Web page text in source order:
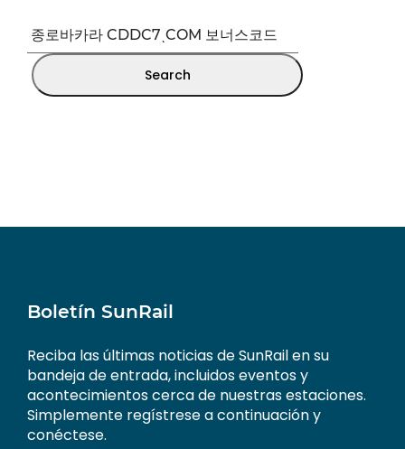
Buscar
Boletín SunRail
Reciba las últimas noticias de SunRail en su
bandeja de entrada, incluidos eventos y
acontecimientos cerca de nuestras estaciones.
Simplemente regístrese a continuación y
conéctese.